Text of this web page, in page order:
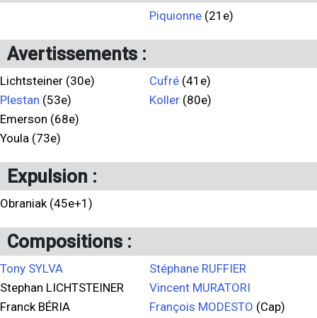
Piquionne (21e)
Avertissements :
Lichtsteiner (30e)
Plestan (53e)
Emerson (68e)
Youla (73e)
Cufré (41e)
Koller (80e)
Expulsion :
Obraniak (45e+1)
Compositions :
Tony SYLVA
Stephan LICHTSTEINER
Franck BÉRIA
Stéphane RUFFIER
Vincent MURATORI
François MODESTO (Cap)